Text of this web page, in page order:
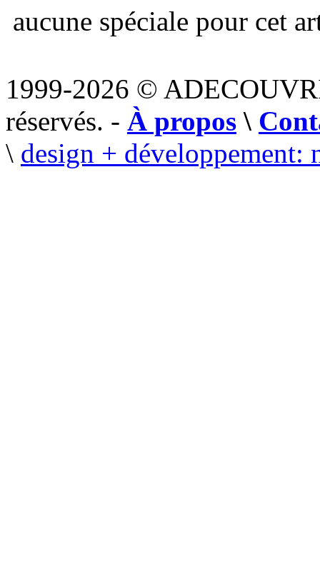
aucune spéciale pour cet
1999-2026 ©
réservés. - À propos \
\ design + développement: